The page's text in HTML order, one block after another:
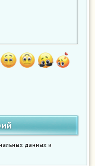
данных и